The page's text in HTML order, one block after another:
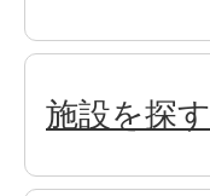
施設を探す